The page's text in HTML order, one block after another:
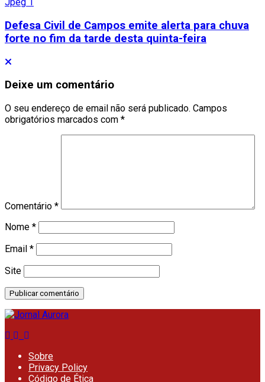
Defesa Civil de Campos emite alerta para chuva
forte no fim da tarde desta quinta-feira
Deixe um comentário
O seu endereço de email não será publicado. Campos
obrigatórios marcados com *
Comentário *
Nome *
Email *
Site
Sobre
Privacy Policy
Código de Ética